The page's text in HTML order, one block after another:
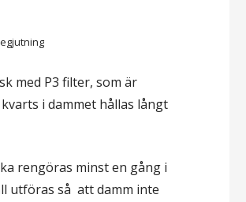
med P3 filter, som är
i dammet hållas långt
rengöras minst en gång i
utföras så att damm inte